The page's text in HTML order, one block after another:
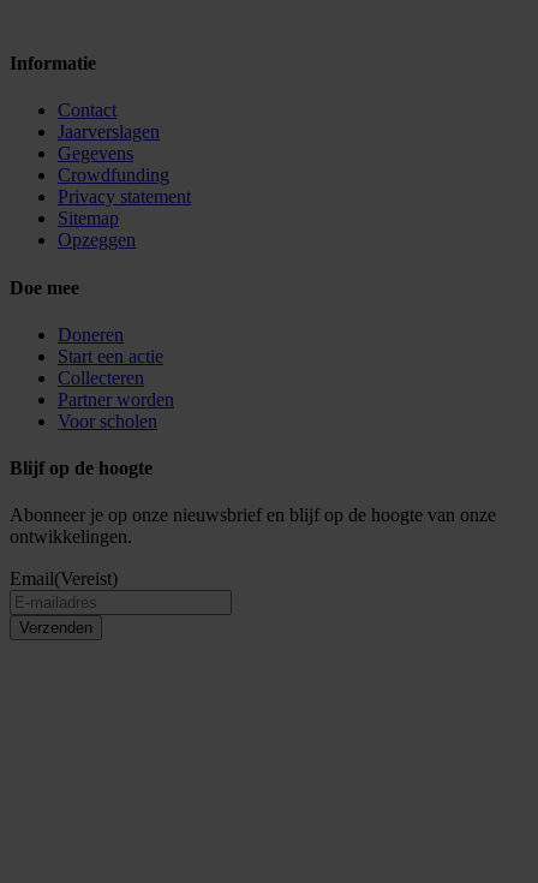
Informatie
Contact
Jaarverslagen
Gegevens
Crowdfunding
Privacy statement
Sitemap
Opzeggen
Doe mee
Doneren
Start een actie
Collecteren
Partner worden
Voor scholen
Blijf op de hoogte
Abonneer je op onze nieuwsbrief en blijf op de hoogte van onze
ontwikkelingen.
Email(Vereist)
Verzenden